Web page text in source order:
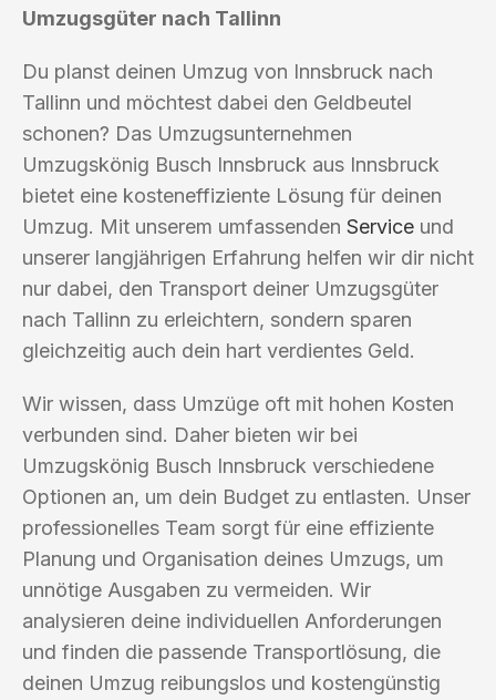
Umzugsgüter nach Tallinn
Du planst deinen Umzug von Innsbruck nach
Tallinn und möchtest dabei den Geldbeutel
schonen? Das Umzugsunternehmen
Umzugskönig Busch Innsbruck aus Innsbruck
bietet eine kosteneffiziente Lösung für deinen
Umzug. Mit unserem umfassenden Service und
unserer langjährigen Erfahrung helfen wir dir nicht
nur dabei, den Transport deiner Umzugsgüter
nach Tallinn zu erleichtern, sondern sparen
gleichzeitig auch dein hart verdientes Geld.
Wir wissen, dass Umzüge oft mit hohen Kosten
verbunden sind. Daher bieten wir bei
Umzugskönig Busch Innsbruck verschiedene
Optionen an, um dein Budget zu entlasten. Unser
professionelles Team sorgt für eine effiziente
Planung und Organisation deines Umzugs, um
unnötige Ausgaben zu vermeiden. Wir
analysieren deine individuellen Anforderungen
und finden die passende Transportlösung, die
deinen Umzug reibungslos und kostengünstig